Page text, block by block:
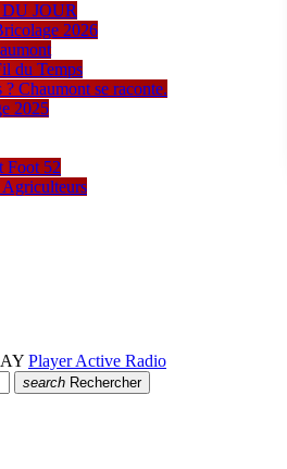
JOUR
2026
du Temps
Chaumont se raconte.
2025
Foot 52
Agriculteurs
Player Active Radio
search Rechercher